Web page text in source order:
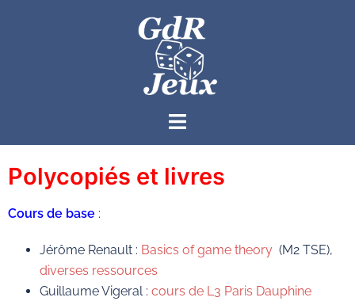
Polycopiés et livres
Cours de base :
Jérôme Renault : Basics of game theory (M2 TSE),
diverses ressources
Guillaume Vigeral : cours de L3 Paris Dauphine